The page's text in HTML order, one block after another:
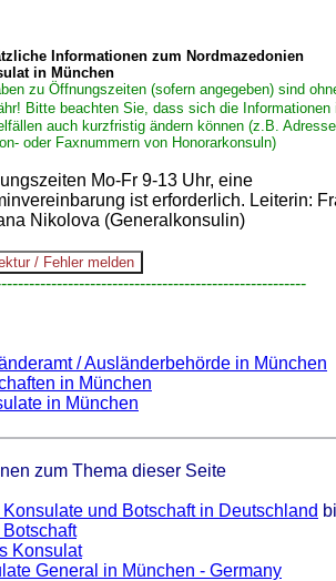
Informationen zum Nordmazedonien
in München
zu Öffnungszeiten (sofern angegeben) sind
Bitte beachten Sie, dass sich die Informationen
auch kurzfristig ändern können (z.B.
oder Faxnummern von Honorarkonsuln)
Mo-Fr 9-13 Uhr, eine
ist erforderlich. Leiterin:
Nikolova (Generalkonsulin)
/ Ausländerbehörde in München
in München
in München
zum Thema dieser Seite
und Botschaft in Deutschland
Konsulat
General in München - Germany